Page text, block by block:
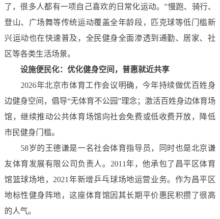
了，很多人都有一项自己喜欢的日常化运动。”慢跑、骑行、
登山、广场舞等传统运动覆盖全年龄段，匹克球等低门槛新
兴运动也在快速普及，全民健身全面渗透到通勤、居家、社
区等各类生活场景。
设施便民化： 优化健身空间，普惠就近共享
2026年北京市体育工作会议明确，今年持续做优百姓身
边健身空间，倡导“无体育不公园”理念；激活百姓身边体育场
馆，继续推动公共体育场馆向社会免费或低收费开放，降低
市民健身门槛。
58岁的王德谦是一名社会体育指导员，同时也是北京谦
友体育发展有限公司负责人。2011年，他承包了昌平区体育
馆篮球场地，2021年新增乒乓球场地运营业务。作为昌平区
地标性健身阵地，这座体育馆因其长期平价惠民积攒了很高
的人气。